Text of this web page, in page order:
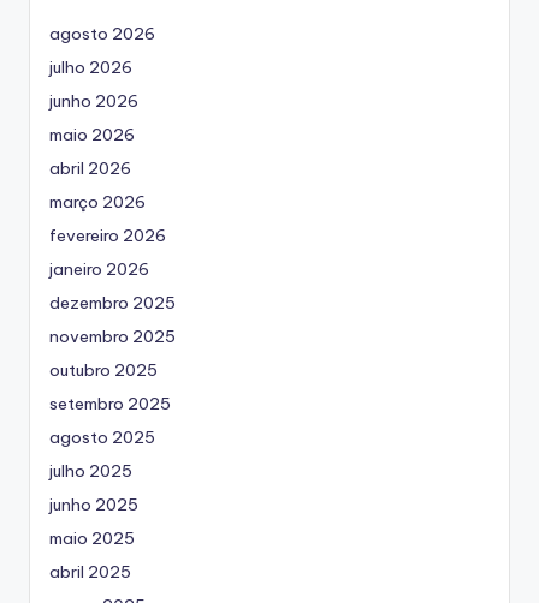
agosto 2026
julho 2026
junho 2026
maio 2026
abril 2026
março 2026
fevereiro 2026
janeiro 2026
dezembro 2025
novembro 2025
outubro 2025
setembro 2025
agosto 2025
julho 2025
junho 2025
maio 2025
abril 2025